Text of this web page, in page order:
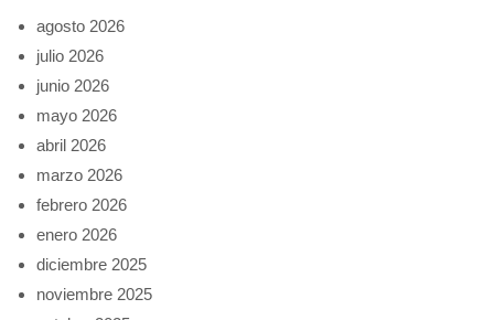
agosto 2026
julio 2026
junio 2026
mayo 2026
abril 2026
marzo 2026
febrero 2026
enero 2026
diciembre 2025
noviembre 2025